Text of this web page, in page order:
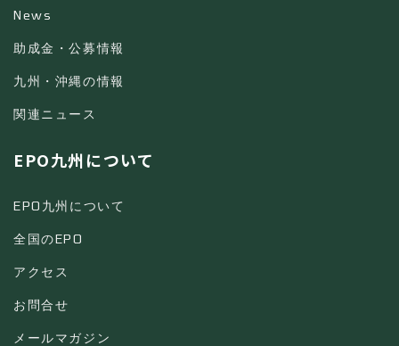
News
助成金・公募情報
九州・沖縄の情報
関連ニュース
EPO九州について
EPO九州について
全国のEPO
アクセス
お問合せ
メールマガジン